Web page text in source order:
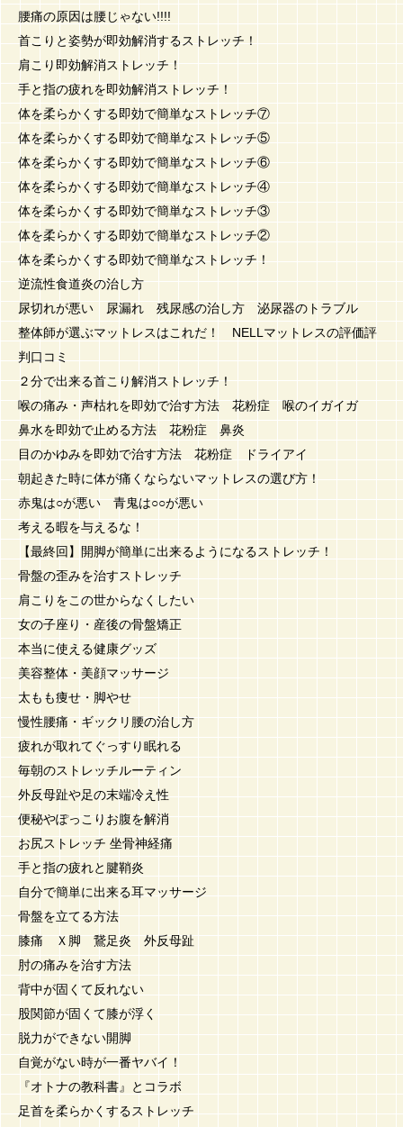
腰痛の原因は腰じゃない!!!!
首こりと姿勢が即効解消するストレッチ！
肩こり即効解消ストレッチ！
手と指の疲れを即効解消ストレッチ！
体を柔らかくする即効で簡単なストレッチ⑦
体を柔らかくする即効で簡単なストレッチ⑤
体を柔らかくする即効で簡単なストレッチ⑥
体を柔らかくする即効で簡単なストレッチ④
体を柔らかくする即効で簡単なストレッチ③
体を柔らかくする即効で簡単なストレッチ②
体を柔らかくする即効で簡単なストレッチ！
逆流性食道炎の治し方
尿切れが悪い 尿漏れ 残尿感の治し方 泌尿器のトラブル
整体師が選ぶマットレスはこれだ！ NELLマットレスの評価評
判口コミ
２分で出来る首こり解消ストレッチ！
喉の痛み・声枯れを即効で治す方法 花粉症 喉のイガイガ
鼻水を即効で止める方法 花粉症 鼻炎
目のかゆみを即効で治す方法 花粉症 ドライアイ
朝起きた時に体が痛くならないマットレスの選び方！
赤鬼は○が悪い 青鬼は○○が悪い
考える暇を与えるな！
【最終回】開脚が簡単に出来るようになるストレッチ！
骨盤の歪みを治すストレッチ
肩こりをこの世からなくしたい
女の子座り・産後の骨盤矯正
本当に使える健康グッズ
美容整体・美顔マッサージ
太もも痩せ・脚やせ
慢性腰痛・ギックリ腰の治し方
疲れが取れてぐっすり眠れる
毎朝のストレッチルーティン
外反母趾や足の末端冷え性
便秘やぽっこりお腹を解消
お尻ストレッチ 坐骨神経痛
手と指の疲れと腱鞘炎
自分で簡単に出来る耳マッサージ
骨盤を立てる方法
膝痛 Ｘ脚 鵞足炎 外反母趾
肘の痛みを治す方法
背中が固くて反れない
股関節が固くて膝が浮く
脱力ができない開脚
自覚がない時が一番ヤバイ！
『オトナの教科書』とコラボ
足首を柔らかくするストレッチ